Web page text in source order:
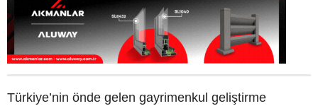
Türkiye’nin önde gelen gayrimenkul geliştirme